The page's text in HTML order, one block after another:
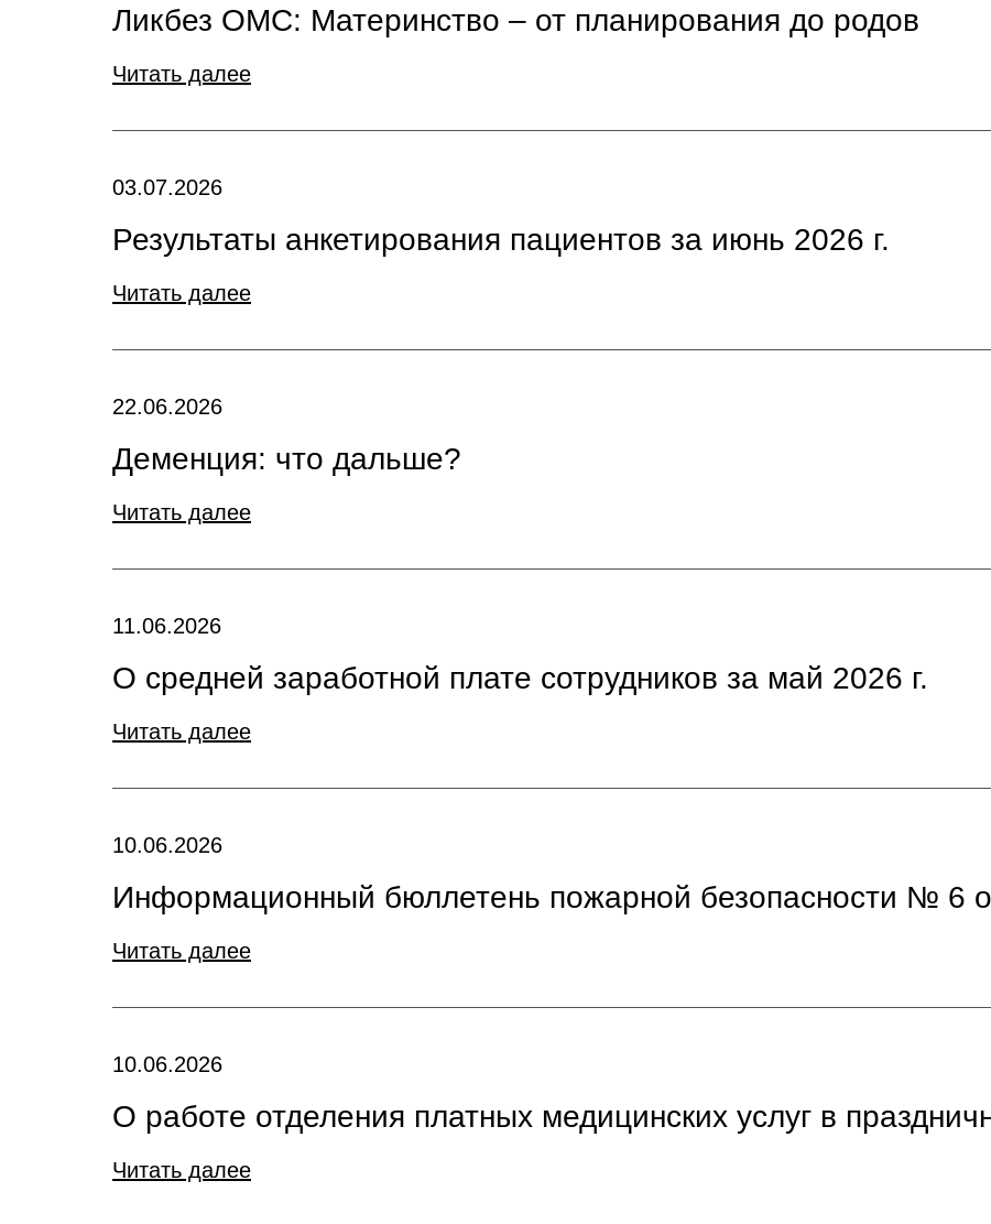
Ликбез ОМС: Материнство – от планирования до родов
Читать далее
03.07.2026
Результаты анкетирования пациентов за июнь 2026 г.
Читать далее
22.06.2026
Деменция: что дальше?
Читать далее
11.06.2026
О средней заработной плате сотрудников за май 2026 г.
Читать далее
10.06.2026
Информационный бюллетень пожарной безопасности № 6
Читать далее
10.06.2026
О работе отделения платных медицинских услуг в
Читать далее